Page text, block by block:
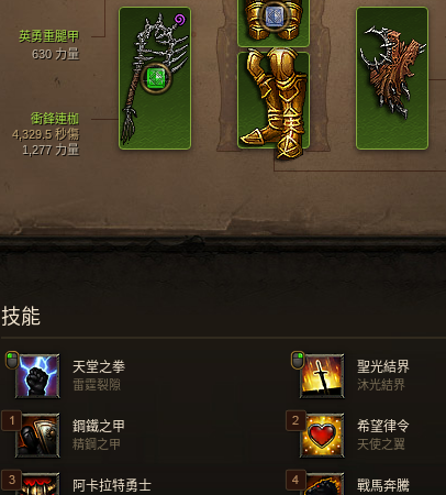
英勇重腿甲
630 力量
衝鋒連枷
4,329.5 秒傷
1,277 力量
技能
天堂之拳
雷霆裂隙
聖光結界
沐光結界
鋼鐵之甲
精鋼之甲
希望律令
天使之翼
阿卡拉特勇士 戰馬奔騰